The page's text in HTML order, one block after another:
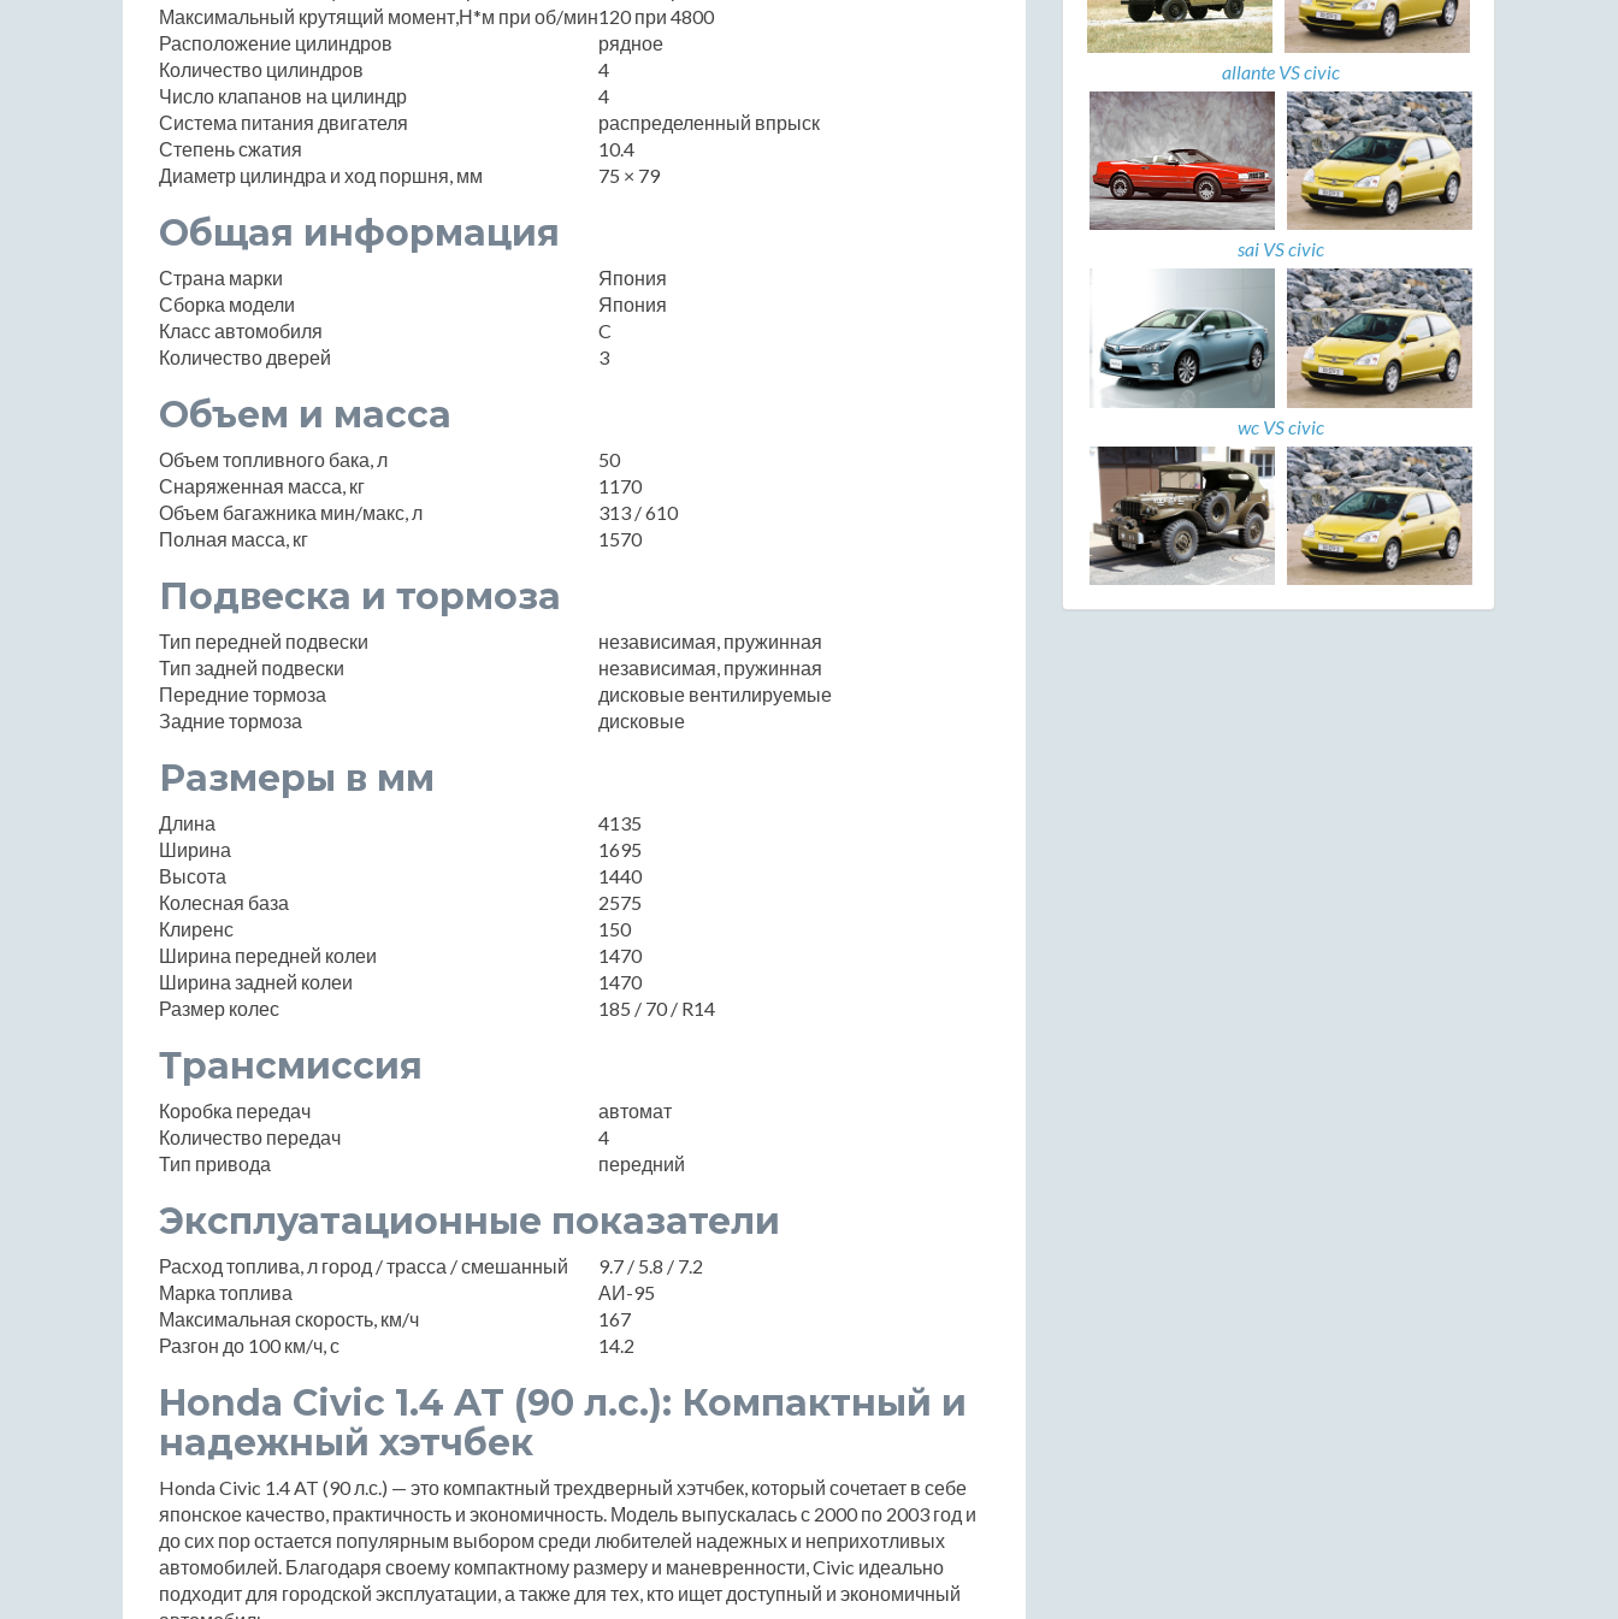
Максимальный крутящий момент,Н*м при об/мин120 при 4800
Расположение цилиндров
рядное
Количество цилиндров
4
Число клапанов на цилиндр
4
Система питания двигателя
распределенный впрыск
Степень сжатия
10.4
Диаметр цилиндра и ход поршня, мм
75 × 79
Общая информация
Страна марки
Япония
Сборка модели
Япония
Класс автомобиля
C
Количество дверей
3
Объем и масса
Объем топливного бака, л
50
Снаряженная масса, кг
1170
Объем багажника мин/макс, л
313 / 610
Полная масса, кг
1570
Подвеска и тормоза
Тип передней подвески
независимая, пружинная
Тип задней подвески
независимая, пружинная
Передние тормоза
дисковые вентилируемые
Задние тормоза
дисковые
Размеры в мм
Длина
4135
Ширина
1695
Высота
1440
Колесная база
2575
Клиренс
150
Ширина передней колеи
1470
Ширина задней колеи
1470
Размер колес
185 / 70 / R14
Трансмиссия
Коробка передач
автомат
Количество передач
4
Тип привода
передний
Эксплуатационные показатели
Расход топлива, л город / трасса / смешанный
9.7 / 5.8 / 7.2
Марка топлива
АИ-95
Максимальная скорость, км/ч
167
Разгон до 100 км/ч, с
14.2
Honda Civic 1.4 AT (90 л.с.): Компактный и
надежный хэтчбек
Honda Civic 1.4 AT (90 л.с.) — это компактный трехдверный хэтчбек, который сочетает в себе
японское качество, практичность и экономичность. Модель выпускалась с 2000 по 2003 год и
до сих пор остается популярным выбором среди любителей надежных и неприхотливых
автомобилей. Благодаря своему компактному размеру и маневренности, Civic идеально
подходит для городской эксплуатации, а также для тех, кто ищет доступный и экономичный
allante VS civic
sai VS civic
wc VS civic